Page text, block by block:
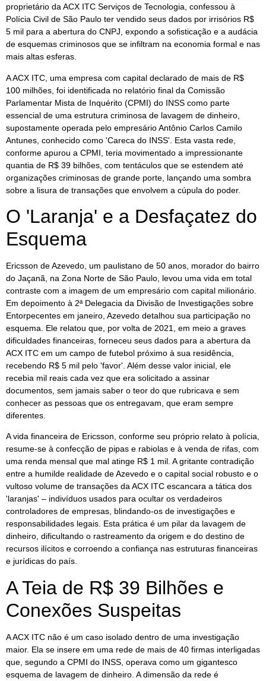
proprietário da ACX ITC Serviços de Tecnologia, confessou à
Polícia Civil de São Paulo ter vendido seus dados por irrisórios R$
5 mil para a abertura do CNPJ, expondo a sofisticação e a audácia
de esquemas criminosos que se infiltram na economia formal e nas
mais altas esferas.
A ACX ITC, uma empresa com capital declarado de mais de R$
100 milhões, foi identificada no relatório final da Comissão
Parlamentar Mista de Inquérito (CPMI) do INSS como parte
essencial de uma estrutura criminosa de lavagem de dinheiro,
supostamente operada pelo empresário Antônio Carlos Camilo
Antunes, conhecido como 'Careca do INSS'. Esta vasta rede,
conforme apurou a CPMI, teria movimentado a impressionante
quantia de R$ 39 bilhões, com tentáculos que se estendem até
organizações criminosas de grande porte, lançando uma sombra
sobre a lisura de transações que envolvem a cúpula do poder.
O 'Laranja' e a Desfaçatez do
Esquema
Ericsson de Azevedo, um paulistano de 50 anos, morador do bairro
do Jaçanã, na Zona Norte de São Paulo, levou uma vida em total
contraste com a imagem de um empresário com capital milionário.
Em depoimento à 2ª Delegacia da Divisão de Investigações sobre
Entorpecentes em janeiro, Azevedo detalhou sua participação no
esquema. Ele relatou que, por volta de 2021, em meio a graves
dificuldades financeiras, forneceu seus dados para a abertura da
ACX ITC em um campo de futebol próximo à sua residência,
recebendo R$ 5 mil pelo 'favor'. Além desse valor inicial, ele
recebia mil reais cada vez que era solicitado a assinar
documentos, sem jamais saber o teor do que rubricava e sem
conhecer as pessoas que os entregavam, que eram sempre
diferentes.
A vida financeira de Ericsson, conforme seu próprio relato à polícia,
resume-se à confecção de pipas e rabiolas e à venda de rifas, com
uma renda mensal que mal atinge R$ 1 mil. A gritante contradição
entre a humilde realidade de Azevedo e o capital social robusto e o
vultoso volume de transações da ACX ITC escancara a tática dos
'laranjas' – indivíduos usados para ocultar os verdadeiros
controladores de empresas, blindando-os de investigações e
responsabilidades legais. Esta prática é um pilar da lavagem de
dinheiro, dificultando o rastreamento da origem e do destino de
recursos ilícitos e corroendo a confiança nas estruturas financeiras
e jurídicas do país.
A Teia de R$ 39 Bilhões e
Conexões Suspeitas
A ACX ITC não é um caso isolado dentro de uma investigação
maior. Ela se insere em uma rede de mais de 40 firmas interligadas
que, segundo a CPMI do INSS, operava como um gigantesco
esquema de lavagem de dinheiro. A dimensão da rede é